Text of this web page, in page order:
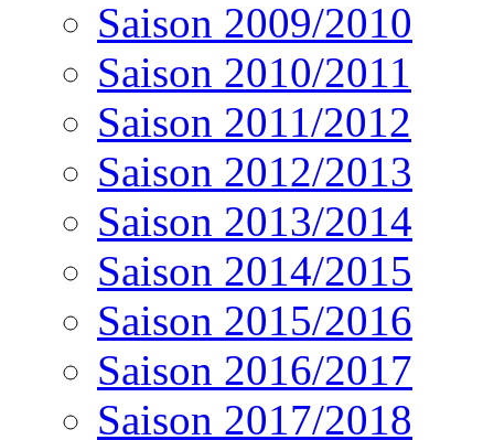
Saison 2009/2010
Saison 2010/2011
Saison 2011/2012
Saison 2012/2013
Saison 2013/2014
Saison 2014/2015
Saison 2015/2016
Saison 2016/2017
Saison 2017/2018